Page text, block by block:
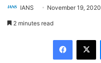
IANS November 19, 2020
2 minutes read